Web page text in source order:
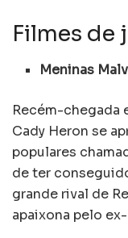
Filmes de
Meninas
Recém-chegada
Cady Heron se
populares
de ter
grande rival de
apaixona pelo